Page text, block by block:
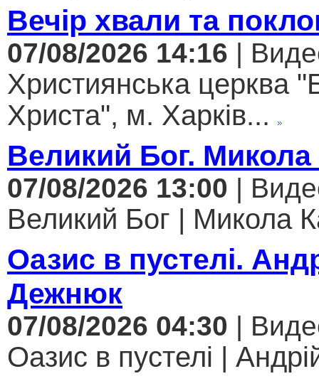
Вечір хвали та
07/08/2026 14:16 |
Християнська церква
Христа", м. Харків...
Великий Бог. Микола
07/08/2026 13:00 |
Великий Бог | Микола
Оазис в пустелі.
Дежнюк
07/08/2026 04:30 |
Оазис в пустелі |